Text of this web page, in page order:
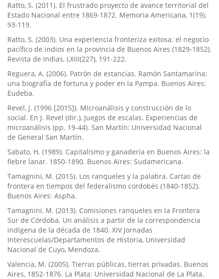
Ratto, S. (2011). El frustrado proyecto de avance territorial del
Estado Nacional entre 1869-1872. Memoria Americana, 1(19),
93-119.
Ratto, S. (2003). Una experiencia fronteriza exitosa: el negocio
pací­fico de indios en la provincia de Buenos Aires (1829-1852).
Revista de Indias, LXIII(227), 191-222.
Reguera, A. (2006). Patrón de estancias. Ramón Santamarina:
una biografí­a de fortuna y poder en la Pampa. Buenos Aires:
Eudeba.
Revel, J. (1996 [2015]). Microanálisis y construcción de lo
social. En J. Revel (dir.), Juegos de escalas. Experiencias de
microanálisis (pp. 19-44). San Martí­n: Universidad Nacional
de General San Martí­n.
Sabato, H. (1989). Capitalismo y ganaderí­a en Buenos Aires: la
fiebre lanar. 1850-1890. Buenos Aires: Sudamericana.
Tamagnini, M. (2015). Los ranqueles y la palabra. Cartas de
frontera en tiempos del federalismo cordobés (1840-1852).
Buenos Aires: Aspha.
Tamagnini, M. (2013). Comisiones ranqueles en la Frontera
Sur de Córdoba. Un análisis a partir de la correspondencia
indí­gena de la década de 1840. XIV Jornadas
Interescuelas/Departamentos de Historia, Universidad
Nacional de Cuyo, Mendoza.
Valencia, M. (2005). Tierras públicas, tierras privadas. Buenos
Aires, 1852-1876. La Plata: Universidad Nacional de La Plata.